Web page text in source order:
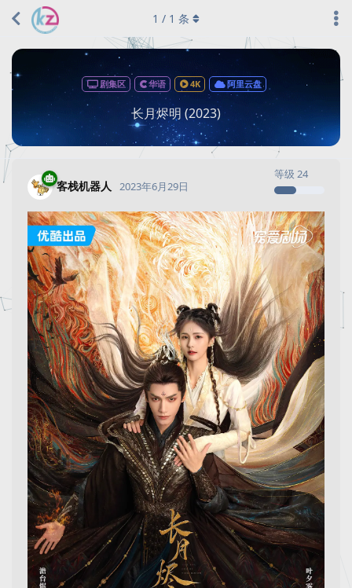
剧集区 华语 4K 阿里云盘
长月烬明 (2023)
1 / 1 条
客栈机器人
等级 24
2023年6月29日